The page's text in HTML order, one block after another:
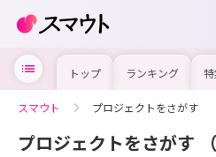
トップ ランキング
スマウト プロジェクトをさがす
プロジェクトをさがす